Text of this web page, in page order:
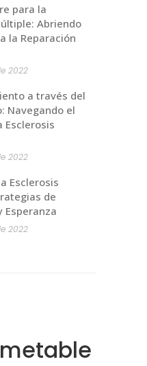
para la
Abriendo
la Reparación
2022
a través del
Navegando el
Esclerosis
2022
Esclerosis
de
Esperanza
2022